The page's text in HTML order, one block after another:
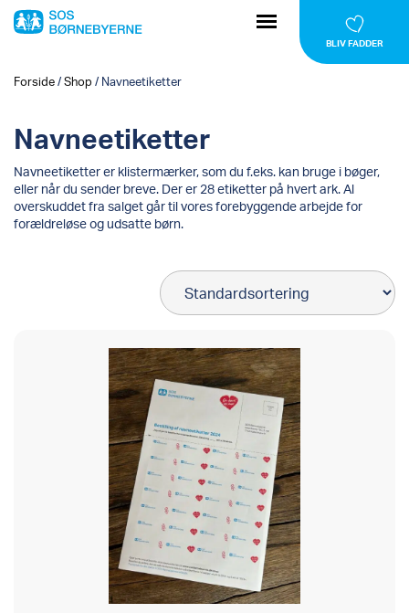
BLIV FADDER
Forside/Shop / Navneetiketter
Navneetiketter
Navneetiketter er klistermærker, som du f.eks. kan bruge i bøger,
eller når du sender breve. Der er 28 etiketter på hvert ark. Al
overskuddet fra salget går til vores forebyggende arbejde for
forældreløse og udsatte børn.